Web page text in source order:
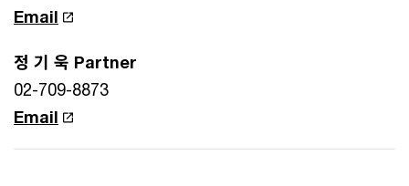
Email
정 기 욱 Partner
02-709-8873
Email